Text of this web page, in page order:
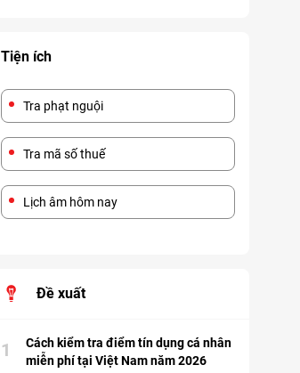
Tiện ích
Tra phạt nguội
Tra mã số thuế
Lịch âm hôm nay
Đề xuất
Cách kiểm tra điểm tín dụng cá nhân
miễn phí tại Việt Nam năm 2026
1